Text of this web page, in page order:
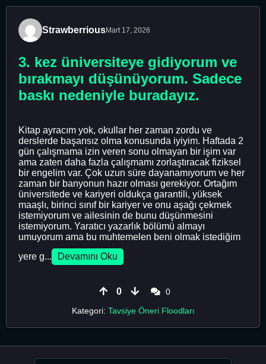
StrawberriousMart 17, 2026
3. kez üniversiteye gidiyorum ve
bırakmayı düşünüyorum. Sadece
baskı nedeniyle buradayız.
Kitap ayracım yok, okullar her zaman zordu ve
derslerde başarısız olma konusunda iyiyim. Haftada 2
gün çalışmama izin veren sonu olmayan bir işim var
ama zaten daha fazla çalışmamı zorlaştıracak fiziksel
bir engelim var. Çok uzun süre dayanamıyorum ve her
zaman bir banyonun hazır olması gerekiyor. Ortağım
üniversitede ve kariyeri oldukça garantili, yüksek
maaşlı, birinci sınıf bir kariyer ve onu aşağı çekmek
istemiyorum ve ailesinin de bunu düşünmesini
istemiyorum. Yaratıcı yazarlık bölümü almayı
umuyorum ama bu muhtemelen beni olmak istediğim
yere g...
Devamını Oku
0
0
Kategori: Tavsiye Öneri Floodları